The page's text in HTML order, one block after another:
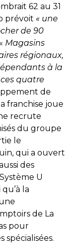
62 au 31
prévoit « une
de 90
Magasins
régionaux,
à la
quatre
de
franchise joue
recrute
du groupe
le
qui a ouvert
des
U
la
de La
pour
spécialisées.